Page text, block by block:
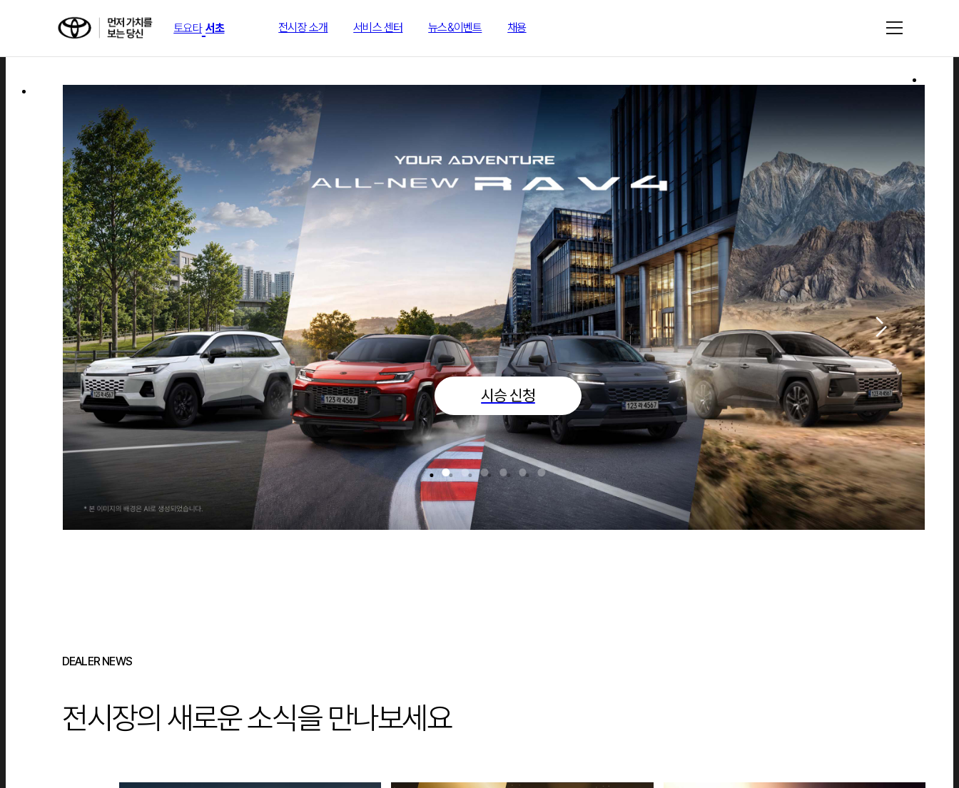
뉴스&이벤트
ALL-NEW RAV4
RAV4 PHEV
GR SPORT
RAV4 PHEV
XSE
RAV4 HEV
LIMITED
RAV4 HEV
XLE
SEDAN
CAMRY
PRIUS
CROWN
SUV & MINIVAN
HIGHLANDER
ALPHARD
SIENNA
GR & GR SPORT
GR86
내 차 만들기
구매 혜택
토요타 서초 전시장 소개 서비스 센터 뉴스&이벤트 채용
시승 신청
DEALER NEWS
전시장의 새로운 소식을 만나보세요